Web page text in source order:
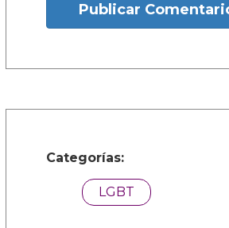
Publicar
Categorías:
LGBT